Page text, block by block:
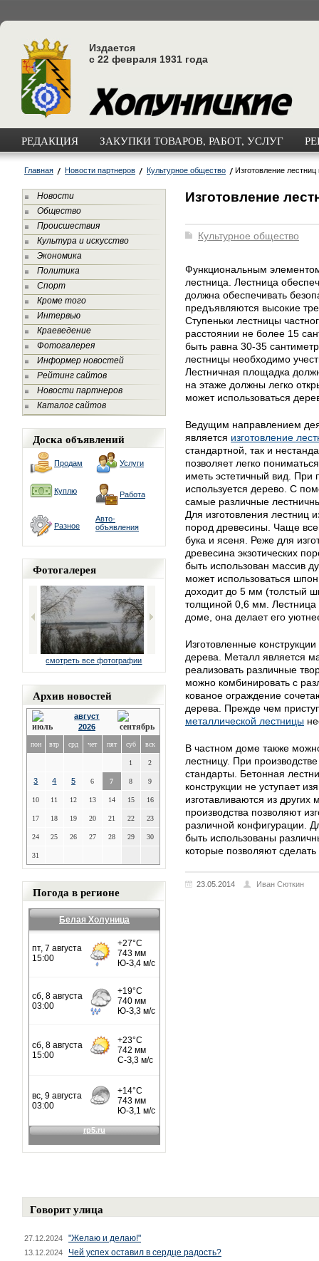
Издается
с 22 февраля 1931 года
РЕДАКЦИЯ ЗАКУПКИ ТОВАРОВ, РАБОТ, УСЛУГ
Главная Новости партнеров Культурное общество Изготовление
Новости
Общество
Происшествия
Культура и искусство
Экономика
Политика
Спорт
Кроме того
Интервью
Краеведение
Фотогалерея
Информер новостей
Рейтинг сайтов
Новости партнеров
Каталог сайтов
Доска объявлений
Продам Услуги
Куплю Работа
Разное
Авто-
объявления
Фотогалерея
смотреть все фотографии
Архив новостей
август
2026
пон втр срд чет пят суб вск
1 2
3 4 5 6 7 8 9
10 11 12 13 14 15 16
17 18 19 20 21 22 23
24 25 26 27 28 29 30
31
Погода в регионе
Белая Холуница
Изготовление
Культурное общество
Функциональным
лестница. Лестница
должна обеспечивать
предъявляются высокие
Ступеньки лестницы
расстоянии не более 15
быть равна 30-35
лестницы необходимо
Лестничная площадка
на этаже должны легко
может использоваться
Ведущим направлением
является изготовление
стандартной, так и
позволяет легко
иметь эстетичный вид. При
используется дерево. С
самые различные
Для изготовления лестниц
пород древесины. Чаще
бука и ясеня. Реже для
древесина экзотических
быть использован массив
может использоваться
доходит до 5 мм (толстый
толщиной 0,6 мм. Лестница
доме, она делает его
Изготовленные
дерева. Металл является
реализовать различные
можно комбинировать с
кованое ограждение
дерева. Прежде чем
металлической лестницы
В частном доме также
лестницу. При
стандарты. Бетонная
конструкции не уступает
изготавливаются из
производства позволяют
различной конфигурации.
быть использованы
которые позволяют
23.05.2014 Иван Сюткин
Говорит улица
27.12.2024 "Желаю и делаю!"
13.12.2024 Чей успех оставил в сердце радость?